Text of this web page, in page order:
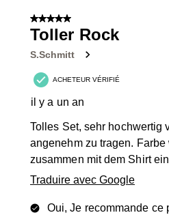
5 sur 5 étoiles.
Toller Rock
S.Schmitt
ACHETEUR VÉRIFIÉ
il y a un an
Tolles Set, sehr hochwertig
angenehm zu tragen.
zusammen mit dem Shirt
Traduire avec Google
Oui, Je recommande ce